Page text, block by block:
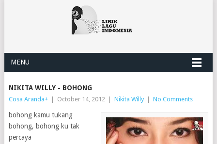
MENU
NIKITA WILLY - BOHONG
Cosa Aranda+ October 14, 2012 Nikita Willy No Comments
bohong kamu tukang
bohong, bohong ku tak
percaya